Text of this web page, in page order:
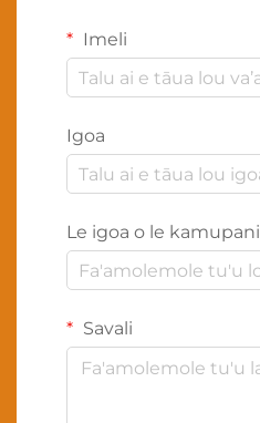
Imeli
Igoa
Le igoa o le kamupani
Savali